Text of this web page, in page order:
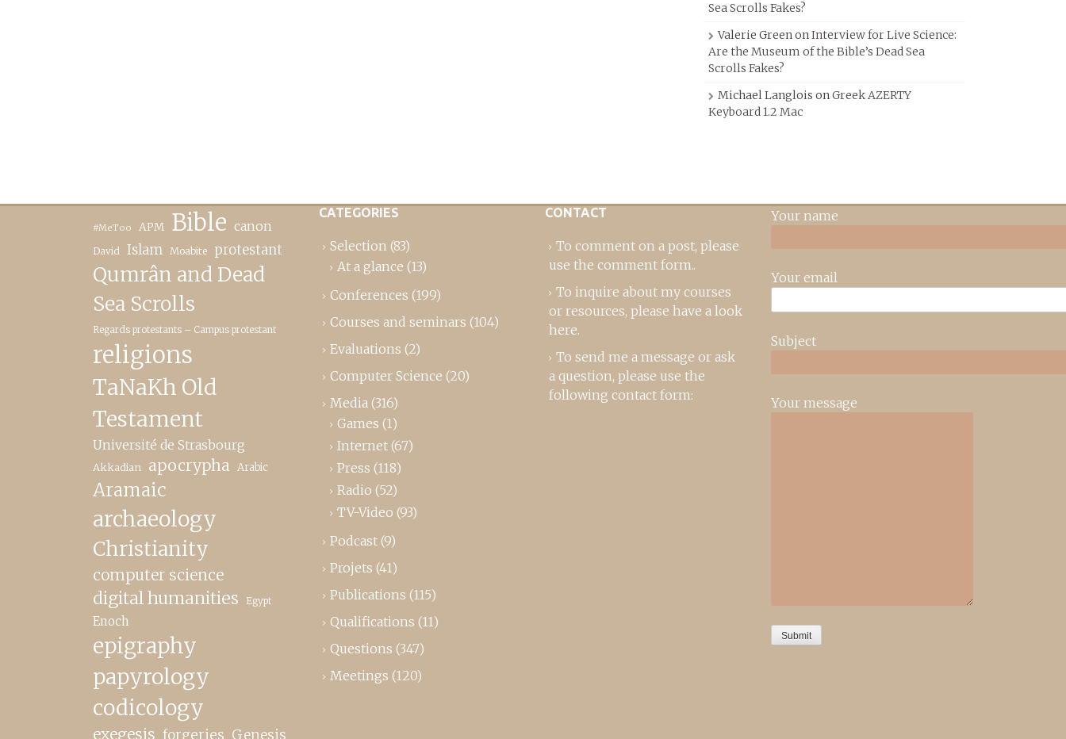
Sea Scrolls Fakes?
Valerie GreenonInterview for Live Science:
Are the Museum of the Bible’s Dead Sea
Scrolls Fakes?
Michael Langlois onGreek AZERTY
Keyboard 1.2 Mac
#MeToo APM Bible canon
David Islam Moabite protestant
Qumrân and Dead
Sea Scrolls
Regards protestants – Campus protestant
religions
TaNaKh Old
Testament
Université de Strasbourg
Akkadian apocrypha Arabic
Aramaic
archaeology
Christianity
computer science
digital humanities Egypt
Enoch
epigraphy
papyrology
codicology
exegesis forgeries Genesis
CATEGORIES
Selection (83)
At a glance (13)
Conferences (199)
Courses and seminars (104)
Evaluations (2)
Computer Science (20)
Media (316)
Games (1)
Internet (67)
Press (118)
Radio (52)
TV-Video (93)
Podcast (9)
Projets (41)
Publications (115)
Qualifications (11)
Questions (347)
Meetings (120)
CONTACT
To comment on a post, please
use the comment form..
To inquire about my courses
or resources, please have a look
here.
To send me a message or ask
a question, please use the
following contact form:
Your name
Your email
Subject
Your message